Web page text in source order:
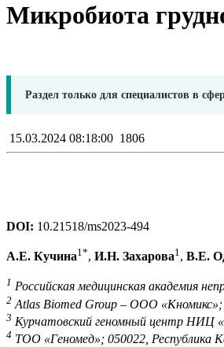
Микробиота
Раздел только для специалистов в
15.03.2024 08:18:00 1806
DOI: 10.21518/ms2023-494
А.Е. Кучина1 *, И.Н. Захарова1 , В.Е.
1 Российская медицинская академия
2 Atlas Biomed Group – ООО «Кномикс»;
3 Курчатовский геномный центр НИЦ
4 ТОО «Геномед»; 050022, Республика